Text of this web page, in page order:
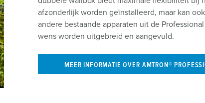
afzonderlijk worden geïnstalleerd, maar kan
andere bestaande apparaten uit de
wens worden uitgebreid en aangevuld.
MEER INFORMATIE OVER AMTRON®